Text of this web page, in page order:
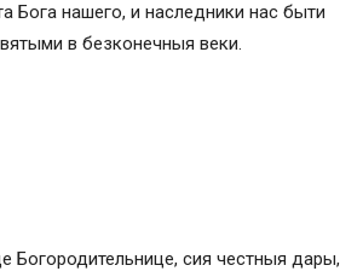
Бога нашего, и наследники нас быти
в безконечныя веки.
сия честныя дары,